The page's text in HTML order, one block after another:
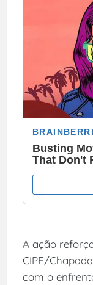
A ação
CIPE/
com o